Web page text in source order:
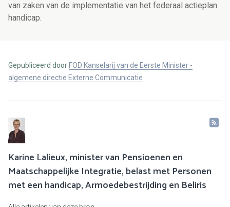
van zaken van de implementatie van het federaal actieplan
handicap.
Gepubliceerd door FOD Kanselarij van de Eerste Minister -
algemene directie Externe Communicatie
Karine Lalieux, minister van Pensioenen en
Maatschappelijke Integratie, belast met Personen
met een handicap, Armoedebestrijding en Beliris